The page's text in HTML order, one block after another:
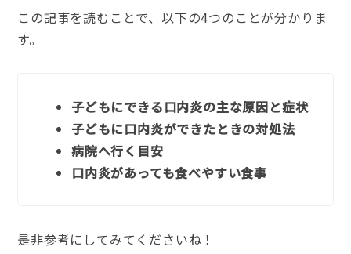
この記事を読むことで、以下の4つのことが分かりま
す。
子どもにできる口内炎の主な原因と症状
子どもに口内炎ができたときの対処法
病院へ行く目安
口内炎があっても食べやすい食事
是非参考にしてみてくださいね！